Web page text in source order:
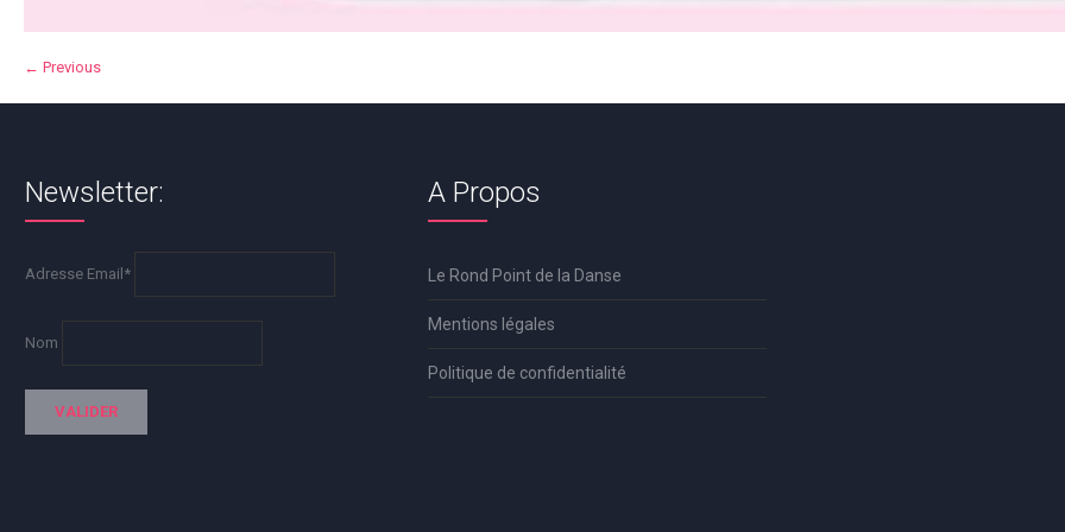
← Previous
Newsletter:
Adresse Email*
Nom
A Propos
Le Rond Point de la Danse
Mentions légales
Politique de confidentialité